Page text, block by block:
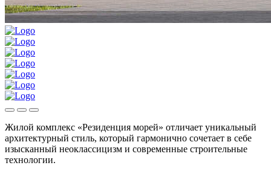
Жилой комплекс «Резиденция морей» отличает уникальный
архитектурный стиль, который гармонично сочетает в себе
изысканный неоклассицизм и современные строительные
технологии.